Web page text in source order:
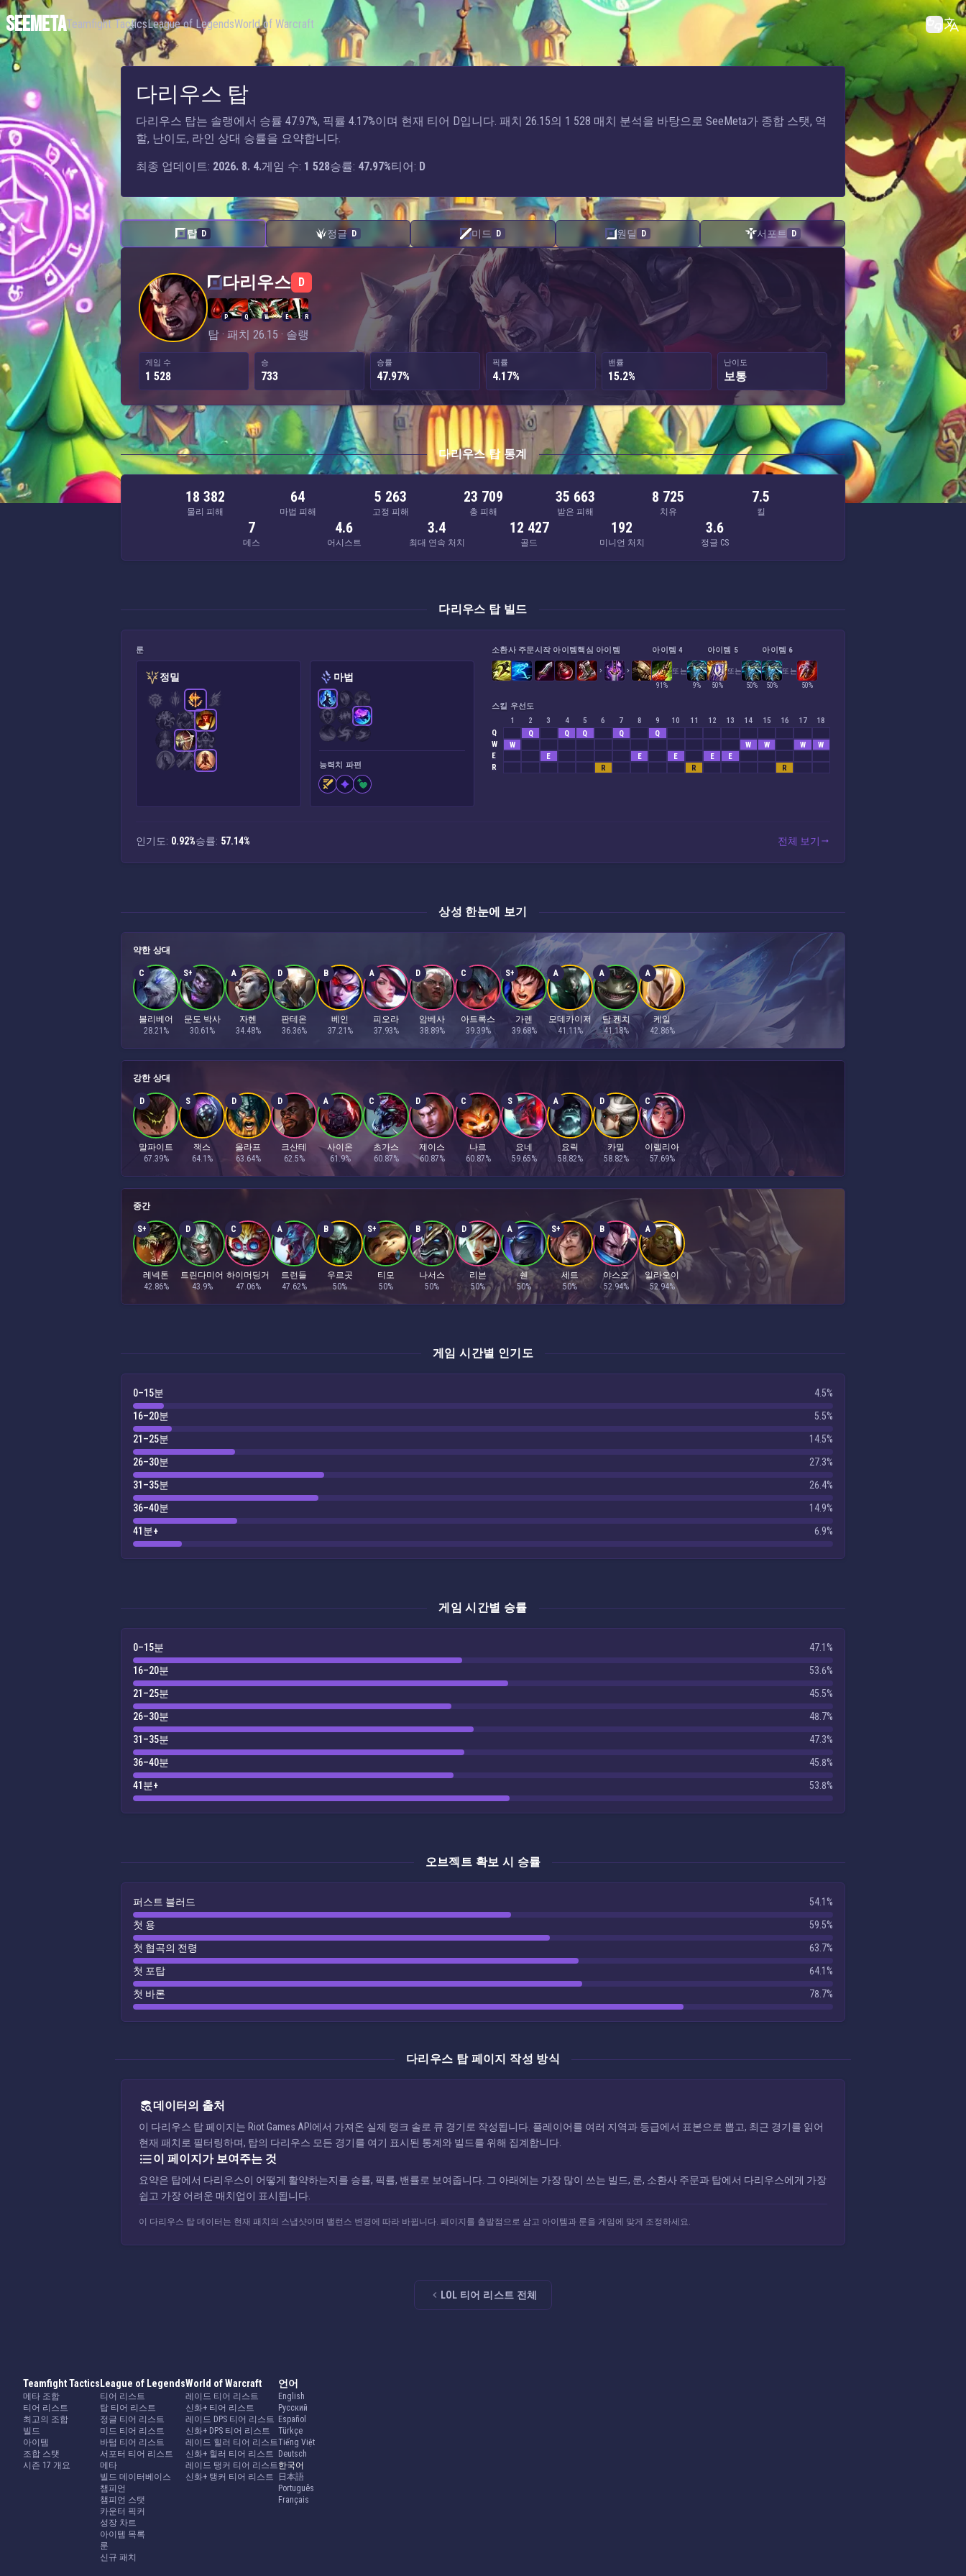
SEEMETATeamfight TacticsLeague of LegendsWorld of Warcraft
다리우스 탑
다리우스 탑는 솔랭에서 승률 47.97%, 픽률 4.17%이며 현재 티어 D입니다. 패치 26.15의 1 528 매치 분석을 바탕으로 SeeMeta가 종합 스탯, 역
할, 난이도, 라인 상대 승률을 요약합니다.
최종 업데이트: 2026. 8. 4.게임 수: 1 528승률: 47.97%티어: D
탑 D 정글 D 미드 D 원딜 D 서포트 D
다리우스 — 탑
다리우스 D
P Q W E R
탑 · 패치 26.15 · 솔랭
게임 수
1 528
승
733
승률
47.97%
픽률
4.17%
밴률
15.2%
난이도
보통
다리우스 탑 통계
18 382
물리 피해
64
마법 피해
5 263
고정 피해
23 709
총 피해
35 663
받은 피해
8 725
치유
7.5
킬
7
데스
4.6
어시스트
3.4
최대 연속 처치
12 427
골드
192
미니언 처치
3.6
정글 CS
다리우스 탑 빌드
룬
정밀 마법
능력치 파편
소환사 주문시작 아이템핵심 아이템 아이템 4
91%
또는
9%
아이템 5
50%
또는
50%
아이템 6
50%
또는
50%
스킬 우선도
1
2 3 4 5 6 7 8 9 10 11 12 13 14 15 16 17
18
Q
Q Q Q Q
Q
W
W W W W
W
E
E E E E
E
R
R R R
인기도: 0.92%승률: 57.14% 전체 보기
상성 한눈에 보기
약한 상대
C
볼리베어
28.21%
S+
문도 박사
30.61%
A
자헨
34.48%
D
판테온
36.36%
B
베인
37.21%
A
피오라
37.93%
D
암베사
38.89%
C
아트록스
39.39%
S+
가렌
39.68%
A
모데카이저
41.11%
A
탐 켄치
41.18%
A
케일
42.86%
강한 상대
D
말파이트
67.39%
S
잭스
64.1%
D
올라프
63.64%
D
크산테
62.5%
A
사이온
61.9%
C
초가스
60.87%
D
제이스
60.87%
C
나르
60.87%
S
요네
59.65%
A
요릭
58.82%
D
카밀
58.82%
C
이렐리아
57.69%
중간
S+
레넥톤
42.86%
D
트린다미어
43.9%
C
하이머딩거
47.06%
A
트런들
47.62%
B
우르곳
50%
S+
티모
50%
B
나서스
50%
D
리븐
50%
A
쉔
50%
S+
세트
50%
B
야스오
52.94%
A
일라오이
52.94%
게임 시간별 인기도
0–15분
4.5%
16–20분
5.5%
21–25분
14.5%
26–30분
27.3%
31–35분
26.4%
36–40분
14.9%
41분+
6.9%
게임 시간별 승률
0–15분
47.1%
16–20분
53.6%
21–25분
45.5%
26–30분
48.7%
31–35분
47.3%
36–40분
45.8%
41분+
53.8%
오브젝트 확보 시 승률
퍼스트 블러드
54.1%
첫 용
59.5%
첫 협곡의 전령
63.7%
첫 포탑
64.1%
첫 바론
78.7%
다리우스 탑 페이지 작성 방식
데이터의 출처
이 다리우스 탑 페이지는 Riot Games API에서 가져온 실제 랭크 솔로 큐 경기로 작성됩니다. 플레이어를 여러 지역과 등급에서 표본으로 뽑고, 최근 경기를 읽어
현재 패치로 필터링하며, 탑의 다리우스 모든 경기를 여기 표시된 통계와 빌드를 위해 집계합니다.
이 페이지가 보여주는 것
요약은 탑에서 다리우스이 어떻게 활약하는지를 승률, 픽률, 밴률로 보여줍니다. 그 아래에는 가장 많이 쓰는 빌드, 룬, 소환사 주문과 탑에서 다리우스에게 가장
쉽고 가장 어려운 매치업이 표시됩니다.
이 다리우스 탑 데이터는 현재 패치의 스냅샷이며 밸런스 변경에 따라 바뀝니다. 페이지를 출발점으로 삼고 아이템과 룬을 게임에 맞게 조정하세요.
LOL 티어 리스트 전체
Teamfight Tactics
메타 조합
티어 리스트
최고의 조합
빌드
아이템
조합 스탯
시즌 17 개요
League of Legends
티어 리스트
탑 티어 리스트
정글 티어 리스트
미드 티어 리스트
바텀 티어 리스트
서포터 티어 리스트
메타
빌드 데이터베이스
챔피언
챔피언 스탯
카운터 픽커
성장 차트
아이템 목록
룬
신규 패치
World of Warcraft
레이드 티어 리스트
신화+ 티어 리스트
레이드 DPS 티어 리스트
신화+ DPS 티어 리스트
레이드 힐러 티어 리스트
신화+ 힐러 티어 리스트
레이드 탱커 티어 리스트
신화+ 탱커 티어 리스트
언어
English
Русский
Español
Türkçe
Tiếng Việt
Deutsch
한국어
日本語
Português
Français